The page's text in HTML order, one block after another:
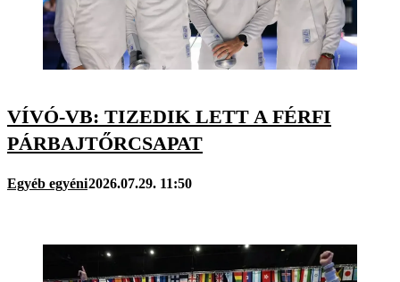
VÍVÓ-VB: TIZEDIK LETT A FÉRFI
PÁRBAJTŐRCSAPAT
Egyéb egyéni2026.07.29. 11:50